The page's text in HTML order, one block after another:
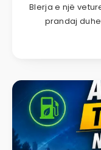
Blerja e një
prandaj